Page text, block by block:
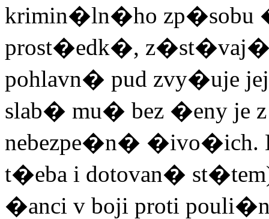
krimin�ln�ho zp�sobu
prost�edk�, z�st�vaj�
pohlavn� pud zvy�uje
slab� mu� bez �eny je
nebezpe�n� �ivo�ich.
t�eba i dotovan�
�anci v boji proti